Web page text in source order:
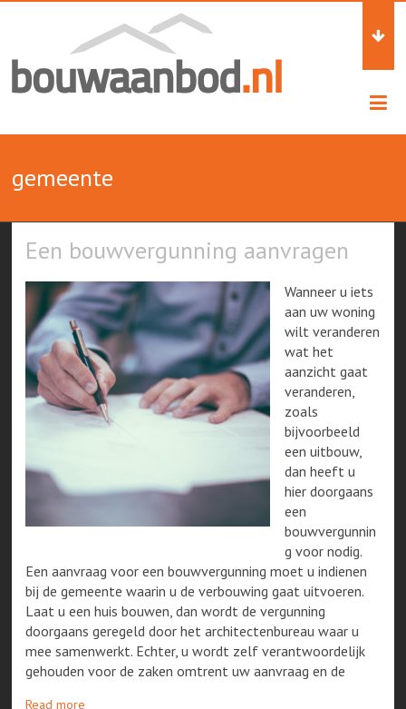
over
Bouw
gemeente
Een bouwvergunning aanvragen
Wanneer u iets
aan uw woning
wilt veranderen
wat het
aanzicht gaat
veranderen,
zoals
bijvoorbeeld
een uitbouw,
dan heeft u
hier doorgaans
een
bouwvergunnin
g voor nodig.
Een aanvraag voor een bouwvergunning moet u indienen
bij de gemeente waarin u de verbouwing gaat uitvoeren.
Laat u een huis bouwen, dan wordt de vergunning
doorgaans geregeld door het architectenbureau waar u
mee samenwerkt. Echter, u wordt zelf verantwoordelijk
gehouden voor de zaken omtrent uw aanvraag en de
Read more